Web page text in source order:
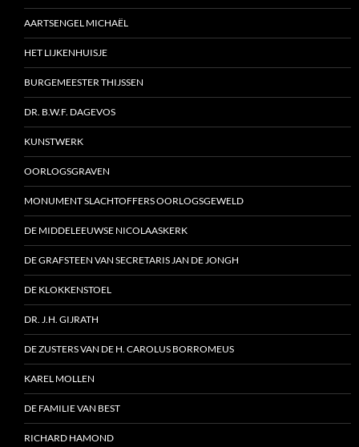
AARTSENGEL MICHAËL
HET LIJKENHUISJE
BURGEMEESTER THIJSSEN
DR. B.W.F. DAGEVOS
KUNSTWERK
OORLOGSGRAVEN
MONUMENT SLACHTOFFERS OORLOGSGEWELD
DE MIDDELEEUWSE NICOLAASKERK
DE GRAFSTEEN VAN SECRETARIS JAN DE JONGH
DE KLOKKENSTOEL
DR. J.H. GIJRATH
DE ZUSTERS VAN DE H. CAROLUS BORROMEUS
KAREL MOLLEN
DE FAMILIE VAN BEST
RICHARD HAMOND